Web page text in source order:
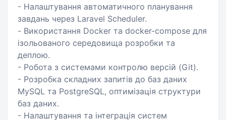
- Налаштування автоматичного планування
завдань через Laravel Scheduler.
- Використання Docker та docker-compose для
ізольованого середовища розробки та
деплою.
- Робота з системами контролю версій (Git).
- Розробка складних запитів до баз даних
MySQL та PostgreSQL, оптимізація структури
баз даних.
- Налаштування та інтеграція систем